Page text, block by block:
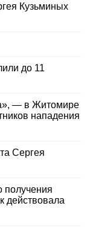
Кузьминых
до 11
— в Житомире
нападения
Сергея
получения
действовала